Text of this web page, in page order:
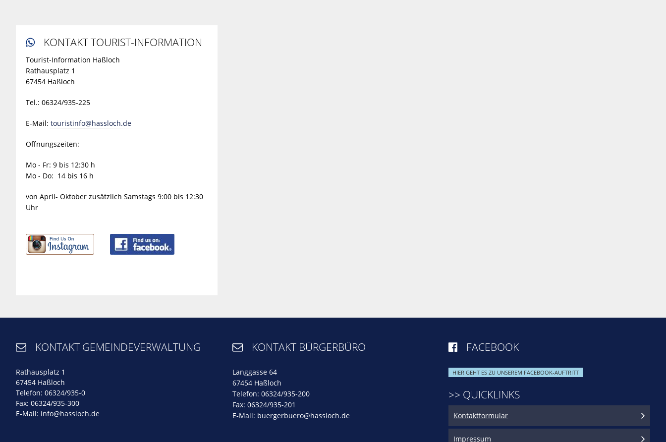
 KONTAKT TOURIST-INFORMATION
Tourist-Information Haßloch
Rathausplatz 1
67454 Haßloch
Tel.: 06324/935-225
E-Mail: touristinfo@hassloch.de
Öffnungszeiten:
Mo - Fr: 9 bis 12:30 h
Mo - Do: 14 bis 16 h
von April- Oktober zusätzlich Samstags 9:00 bis 12:30
Uhr
 KONTAKT GEMEINDEVERWALTUNG
Rathausplatz 1
67454 Haßloch
Telefon: 06324/935-0
Fax: 06324/935-300
E-Mail: info@hassloch.de
 KONTAKT BÜRGERBÜRO
Langgasse 64
67454 Haßloch
Telefon: 06324/935-200
Fax: 06324/935-201
E-Mail: buergerbuero@hassloch.de
 FACEBOOK
HIER GEHT ES ZU UNSEREM FACEBOOK-AUFTRITT
>> QUICKLINKS
Kontaktformular
Impressum